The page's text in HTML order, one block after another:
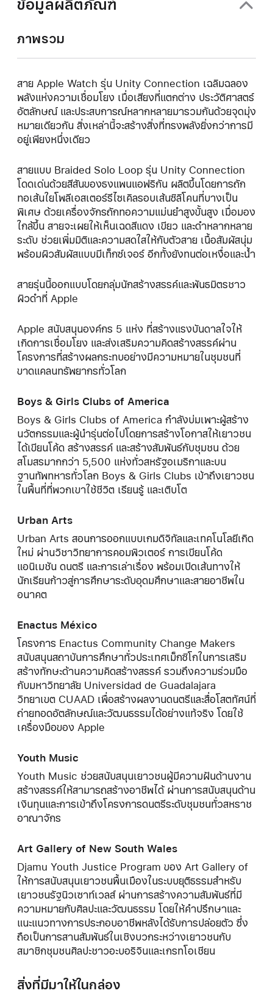
ข้อมูลผลิตภัณฑ์
ภาพรวม
สาย Apple Watch รุ่น Unity Connection เฉลิมฉลอง
พลังแห่งความเชื่อมโยง เมื่อเสียงที่แตกต่าง ประวัติศาสตร์
อัตลักษณ์ และประสบการณ์หลากหลายมารวมกันด้วยจุดมุ่ง
หมายเดียวกัน สิ่งเหล่านี้จะสร้างสิ่งที่ทรงพลังยิ่งกว่าการมี
อยู่เพียงหนึ่งเดียว
สายแบบ Braided Solo Loop รุ่น Unity Connection
โดดเด่นด้วยสีสันของธงแพนแอฟริกัน ผลิตขึ้นโดยการถัก
ทอเส้นใยโพลีเอสเตอร์รีไซเคิลรอบเส้นซิลิโคนที่บางเป็น
พิเศษ ด้วยเครื่องจักรถักทอความแม่นยำสูงขั้นสูง เมื่อมอง
ใกล้ขึ้น สายจะเผยให้เห็นเฉดสีแดง เขียว และดำหลากหลาย
ระดับ ช่วยเพิ่มมิติและความสดใสให้กับตัวสาย เนื้อสัมผัสนุ่ม
พร้อมผิวสัมผัสแบบมีเท็กซ์เจอร์ อีกทั้งยังทนต่อเหงื่อและน้ำ
สายรุ่นนี้ออกแบบโดยกลุ่มนักสร้างสรรค์และพันธมิตรชาว
ผิวดำที่ Apple
Apple สนับสนุนองค์กร 5 แห่ง ที่สร้างแรงบันดาลใจให้
เกิดการเชื่อมโยง และส่งเสริมความคิดสร้างสรรค์ผ่าน
โครงการที่สร้างผลกระทบอย่างมีความหมายในชุมชนที่
ขาดแคลนทรัพยากรทั่วโลก
Boys & Girls Clubs of America
Boys & Girls Clubs of America กำลังบ่มเพาะผู้สร้าง
นวัตกรรมและผู้นำรุ่นต่อไปโดยการสร้างโอกาสให้เยาวชน
ได้เขียนโค้ด สร้างสรรค์ และสร้างสัมพันธ์กับชุมชน ด้วย
สโมสรมากกว่า 5,500 แห่งทั่วสหรัฐอเมริกาและบน
ฐานทัพทหารทั่วโลก Boys & Girls Clubs เข้าถึงเยาวชน
ในพื้นที่ที่พวกเขาใช้ชีวิต เรียนรู้ และเติบโต
Urban Arts
Urban Arts สอนการออกแบบเกมดิจิทัลและเทคโนโลยีเกิด
ใหม่ ผ่านวิชาวิทยาการคอมพิวเตอร์ การเขียนโค้ด
แอนิเมชัน ดนตรี และการเล่าเรื่อง พร้อมเปิดเส้นทางให้
นักเรียนก้าวสู่การศึกษาระดับอุดมศึกษาและสายอาชีพใน
อนาคต
Enactus México
โครงการ Enactus Community Change Makers
สนับสนุนสถาบันการศึกษาทั่วประเทศเม็กซิโกในการเสริม
สร้างทักษะด้านความคิดสร้างสรรค์ รวมถึงความร่วมมือ
กับมหาวิทยาลัย Universidad de Guadalajara
วิทยาเขต CUAAD เพื่อสร้างผลงานดนตรีและสื่อโสตทัศน์ที่
ถ่ายทอดอัตลักษณ์และวัฒนธรรมได้อย่างแท้จริง โดยใช้
เครื่องมือของ Apple
Youth Music
Youth Music ช่วยสนับสนุนเยาวชนผู้มีความฝันด้านงาน
สร้างสรรค์ให้สามารถสร้างอาชีพได้ ผ่านการสนับสนุนด้าน
เงินทุนและการเข้าถึงโครงการดนตรีระดับชุมชนทั่วสหราช
อาณาจักร
Art Gallery of New South Wales
Djamu Youth Justice Program ของ Art Gallery of
ให้การสนับสนุนเยาวชนพื้นเมืองในระบบยุติธรรมสำหรับ
เยาวชนรัฐนิวเซาท์เวลส์ ผ่านการสร้างความสัมพันธ์ที่มี
ความหมายกับศิลปะและวัฒนธรรม โดยให้คำปรึกษาและ
แนะแนวทางการประกอบอาชีพหลังได้รับการปล่อยตัว ซึ่ง
ถือเป็นการสานสัมพันธ์ในเชิงบวกระหว่างเยาวชนกับ
สมาชิกชุมชนศิลปะชาวอะบอริจินและเกรทโอเชียน
สิ่งที่มีมาให้ในกล่อง